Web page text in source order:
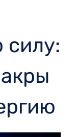
силу: